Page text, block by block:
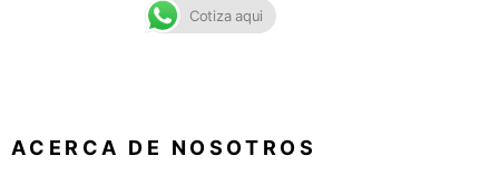
Cotiza aqui
A C E R C A D E N O S O T R O S